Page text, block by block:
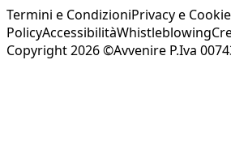
Termini e CondizioniPrivacy e Cookie
PolicyAccessibilitàWhistleblowing
Copyright 2026 ©Avvenire P.Iva